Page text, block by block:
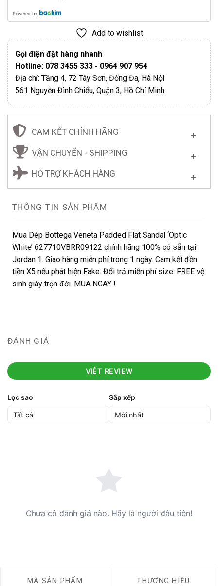
Powered by
Add to wishlist
Gọi điện đặt hàng nhanh
Hotline: 078 3455 333 - 0964 907 954
Địa chỉ: Tầng 4, 72 Tây Sơn, Đống Đa, Hà Nội
561 Nguyễn Đình Chiểu, Quận 3, Hồ Chí Minh
CAM KẾT CHÍNH HÃNG
VẬN CHUYỂN - SHIPPING
HỖ TRỢ KHÁCH HÀNG
THÔNG TIN SẢN PHẨM
Mua Dép Bottega Veneta Padded Flat Sandal ‘Optic
White’ 627710VBRR09122 chính hãng 100% có sẵn tại
Jordan 1. Giao hàng miễn phí trong 1 ngày. Cam kết đền
tiền X5 nếu phát hiện Fake. Đổi trả miễn phí size. FREE vệ
sinh giày trọn đời. MUA NGAY !
ĐÁNH GIÁ
VIẾT REVIEW
Lọc sao Sắp xếp
Chưa có đánh giá nào. Hãy là người đầu tiên!
MÃ SẢN PHẨM THƯƠNG HIỆU